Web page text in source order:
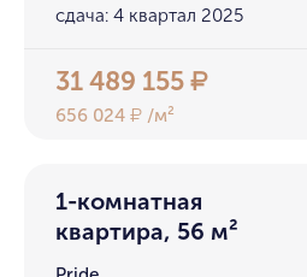
сдача: 4 квартал 2025
31 489 155₽
656 024₽ /м²
1-комнатная
квартира, 56 м²